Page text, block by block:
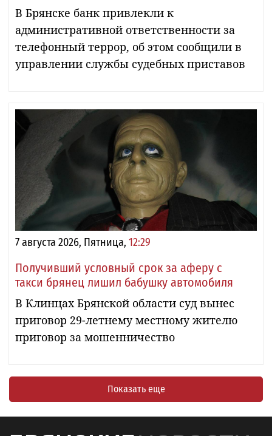
В Брянске банк привлекли к
административной ответственности за
телефонный террор, об этом сообщили в
управлении службы судебных приставов
7 августа 2026, Пятница, 12:29
Получивший условный срок за аферу с
такси брянец лишил бабушку автомобиля
В Клинцах Брянской области суд вынес
приговор 29-летнему местному жителю
приговор за мошенничество
Показать еще